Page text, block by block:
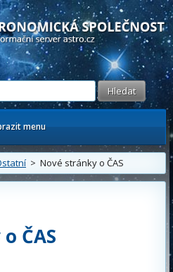
Informační astronomický server
menu
> Nové stránky o ČAS
ČAS